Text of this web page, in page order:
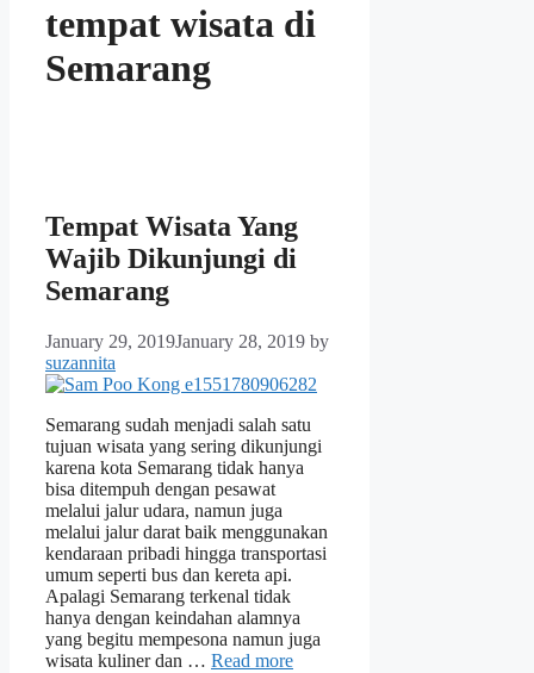
tempat wisata di
Semarang
Tempat Wisata Yang
Wajib Dikunjungi di
Semarang
January 29, 2019January 28, 2019 by
suzannita
Semarang sudah menjadi salah satu
tujuan wisata yang sering dikunjungi
karena kota Semarang tidak hanya
bisa ditempuh dengan pesawat
melalui jalur udara, namun juga
melalui jalur darat baik menggunakan
kendaraan pribadi hingga transportasi
umum seperti bus dan kereta api.
Apalagi Semarang terkenal tidak
hanya dengan keindahan alamnya
yang begitu mempesona namun juga
wisata kuliner dan … Read more